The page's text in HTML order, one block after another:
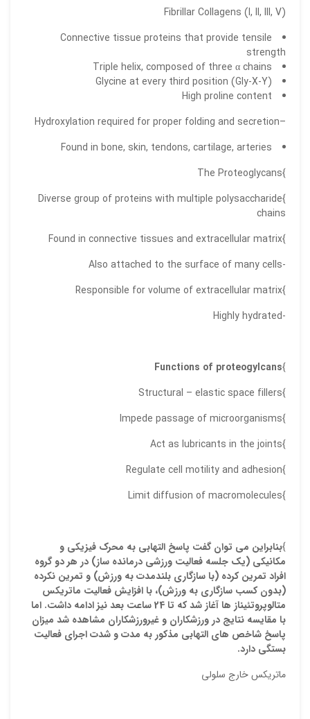
Fibrillar Collagens (I, II, III, V)
Connective tissue proteins that provide tensile
strength
Triple helix, composed of three α chains
Glycine at every third position (Gly-X-Y)
High proline content
–Hydroxylation required for proper folding and secretion
Found in bone, skin, tendons, cartilage, arteries
}The Proteoglycans
}Diverse group of proteins with multiple polysaccharide
chains
}Found in connective tissues and extracellular matrix
-Also attached to the surface of many cells
}Responsible for volume of extracellular matrix
-Highly hydrated
}
Functions of proteogylcans
}Structural – elastic space fillers
}Impede passage of microorganisms
}Act as lubricants in the joints
}Regulate cell motility and adhesion
}Limit diffusion of macromolecules
}بنابراين مي توان گفت پاسخ التهابي به محرک فيزيکي و
مکانيکي (يک جلسه فعاليت ورزشي درمانده ساز) در هر دو گروه
افراد تمرين کرده (با سازگاري بلندمدت به ورزش) و تمرين نکرده
(بدون کسب سازگاري به ورزش)، با افزايش فعاليت ماتريکس
متالوپروتئيناز ها آغاز شد که تا 24 ساعت بعد نيز ادامه داشت. اما
با مقايسه نتايج در ورزشکاران و غيرورزشکاران مشاهده شد ميزان
پاسخ شاخص هاي التهابي مذکور به مدت و شدت اجراي فعاليت
بستگي دارد.
ماتریکس خارج سلولی